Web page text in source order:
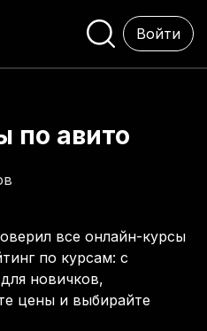
Войти
по авито
все онлайн-курсы
по курсам: с
новичков,
цены и выбирайте